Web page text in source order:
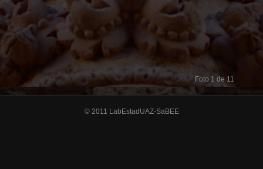
Foto 1 de 11
© 2011 LabEstadUAZ-SaBEE